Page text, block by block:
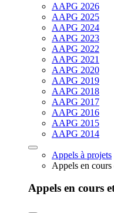
AAPG 2026
AAPG 2025
AAPG 2024
AAPG 2023
AAPG 2022
AAPG 2021
AAPG 2020
AAPG 2019
AAPG 2018
AAPG 2017
AAPG 2016
AAPG 2015
AAPG 2014
Appels à projets
Appels en
Appels en cours